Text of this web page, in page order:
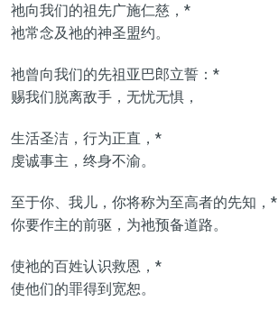
祂向我们的祖先广施仁慈，*
祂常念及祂的神圣盟约。
祂曾向我们的先祖亚巴郎立誓：*
赐我们脱离敌手，无忧无惧，
生活圣洁，行为正直，*
虔诚事主，终身不渝。
至于你、我儿，你将称为至高者的先知，*
你要作主的前驱，为祂预备道路。
使祂的百姓认识救恩，*
使他们的罪得到宽恕。